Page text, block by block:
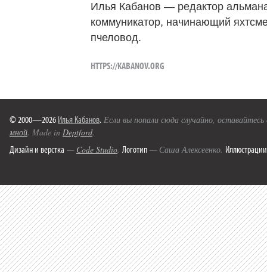
Илья Кабанов — редактор
коммуникатор, начинающий
пчеловод.
HTTPS://KABANOV.ORG
© 2000—2026 Илья Кабанов. Если вы попали сюда случайно,
мной. Made in Deptford.
Дизайн и верстка — Code Studio. Логотип — Саша Алексеенко. Иллюстрации